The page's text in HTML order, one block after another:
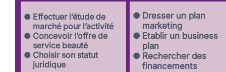
Effectuer l’étude de
marché pour l’activité
Concevoir l’offre de
service beauté
Choisir son statut
juridique
Dresser un plan
marketing
Etablir un business
plan
Rechercher des
financements